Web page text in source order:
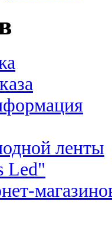
ленты
Led"